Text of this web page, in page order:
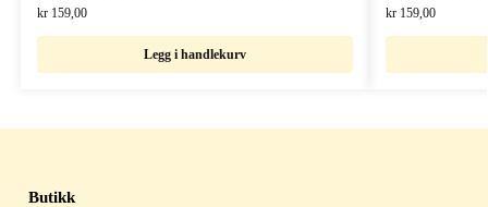
kr159,00
Legg i handlekurv
kr159,00
Butikk